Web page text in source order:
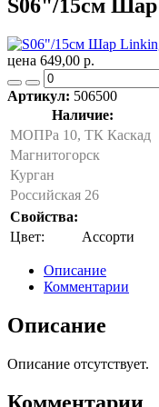
S06"/15см
цена 649,00 р.
Артикул: 506500
Наличие:
МОПРа 10, ТК Каскад
Магнитогорск
Курган
Российская 26
Свойства:
Цвет:
Ассорти
Описание
Комментарии
Описание
Описание отсутствует.